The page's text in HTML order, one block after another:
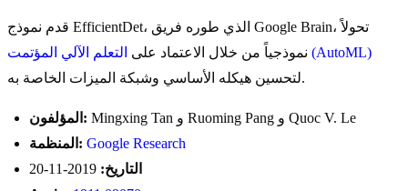
قدم نموذج EfficientDet، الذي طوره فريق Google Brain، تحولاً
نموذجياً من خلال الاعتماد على التعلم الآلي المؤتمت (AutoML)
لتحسين هيكله الأساسي وشبكة الميزات الخاصة به.
المؤلفون:
Mingxing Tan و Ruoming Pang و Quoc V. Le
المنظمة: Google Research
التاريخ: